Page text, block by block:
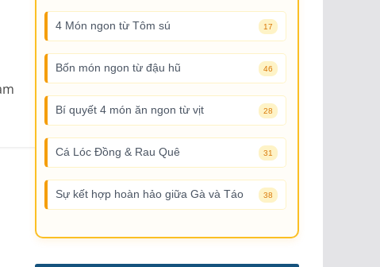
4 Món ngon từ Tôm sú 17
Bốn món ngon từ đậu hũ 46
Bí quyết 4 món ăn ngon từ vịt 28
Cá Lóc Đồng & Rau Quê 31
Sự kết hợp hoàn hảo giữa Gà và Táo 38